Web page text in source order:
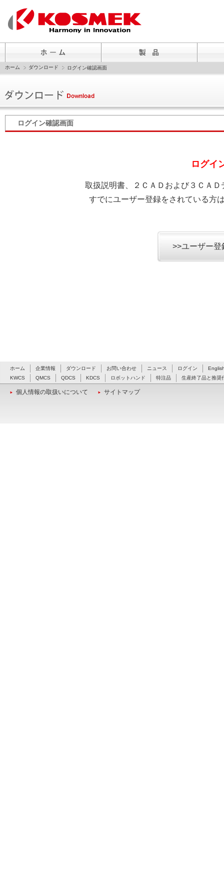
ホーム ダウンロード ログイン確認画面
ログイン確認画面
ログイ
取扱説明書、２ＣＡＤおよび３ＣＡ
すでにユーザー登録をされている方
>>ユーザー
ホーム 企業情報 ダウンロード お問い合わせ ニュース ログイン
KWCS
QMCS QDCS KDCS ロボットハンド 特注品 生産終了品と推奨
個人情報の取扱いについて サイトマップ